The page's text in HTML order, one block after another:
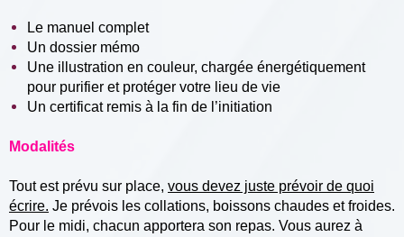
Le manuel complet
Un dossier mémo
Une illustration en couleur, chargée énergétiquement
pour purifier et protéger votre lieu de vie
Un certificat remis à la fin de l’initiation
Modalités
Tout est prévu sur place, vous devez juste prévoir de quoi
écrire. Je prévois les collations, boissons chaudes et froides.
Pour le midi, chacun apportera son repas. Vous aurez à